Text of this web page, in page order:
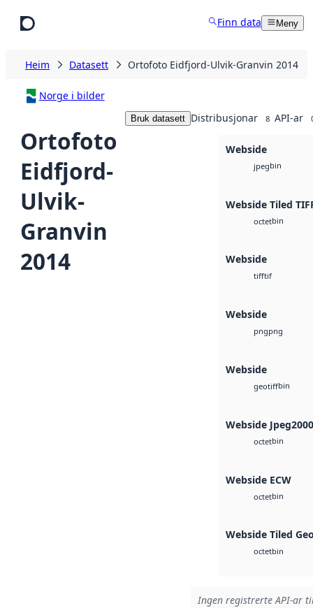
Finn data Meny
Heim Datasett Ortofoto Eidfjord-Ulvik-Granvin 2014
Norge i bilder
Ortofoto
Eidfjord-
Ulvik-
Granvin
2014
Bruk datasett Distribusjonar 8 API-ar
Webside
jpegbin
Webside Tiled
octetbin
Webside
tifftif
Webside
pngpng
Webside
geotiffbin
Webside Jpeg2000
octetbin
Webside ECW
octetbin
Webside Tiled
octetbin
Ingen registrerte API-ar